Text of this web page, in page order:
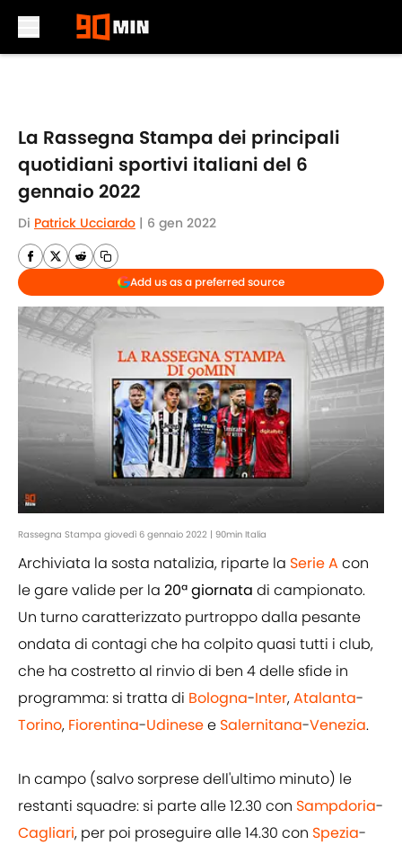
La Rassegna Stampa dei principali
quotidiani sportivi italiani del 6
gennaio 2022
Di Patrick Ucciardo | 6 gen 2022
Add us as a preferred source
Rassegna Stampa giovedì 6 gennaio 2022 | 90min Italia
Archiviata la sosta natalizia, riparte la Serie A con
le gare valide per la 20ª giornata di campionato.
Un turno caratterizzato purtroppo dalla pesante
ondata di contagi che ha colpito quasi tutti i club,
che ha costretto al rinvio di ben 4 delle sfide in
programma: si tratta di Bologna-Inter,Atalanta-
Torino, Fiorentina-Udinesee Salernitana-Venezia.
In campo (salvo sorprese dell'ultimo minuto) le
restanti squadre: si parte alle 12.30 con Sampdoria-
Cagliari, per poi proseguire alle 14.30 con Spezia-